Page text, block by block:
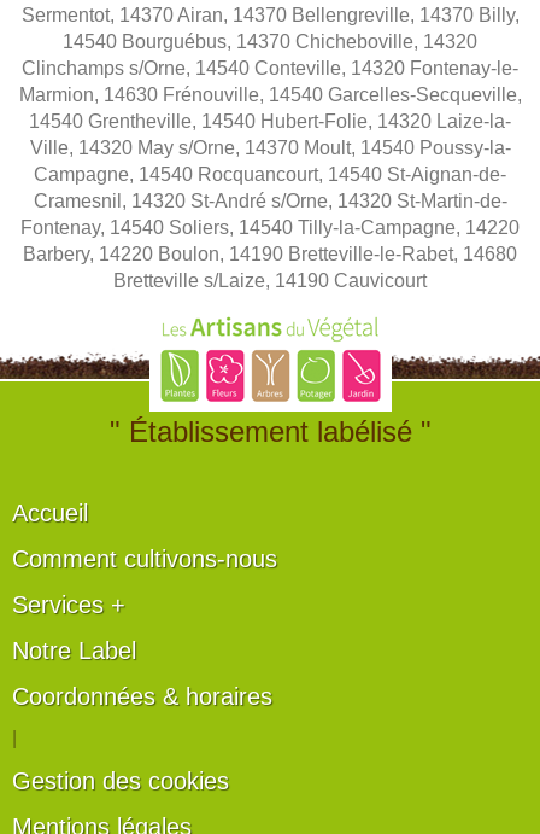
Sermentot, 14370 Airan, 14370 Bellengreville, 14370 Billy,
14540 Bourguébus, 14370 Chicheboville, 14320
Clinchamps s/Orne, 14540 Conteville, 14320 Fontenay-le-
Marmion, 14630 Frénouville, 14540 Garcelles-Secqueville,
14540 Grentheville, 14540 Hubert-Folie, 14320 Laize-la-
Ville, 14320 May s/Orne, 14370 Moult, 14540 Poussy-la-
Campagne, 14540 Rocquancourt, 14540 St-Aignan-de-
Cramesnil, 14320 St-André s/Orne, 14320 St-Martin-de-
Fontenay, 14540 Soliers, 14540 Tilly-la-Campagne, 14220
Barbery, 14220 Boulon, 14190 Bretteville-le-Rabet, 14680
Bretteville s/Laize, 14190 Cauvicourt
" Établissement labélisé "
Accueil
Comment cultivons-nous
Services +
Notre Label
Coordonnées & horaires
Gestion des cookies
Mentions légales